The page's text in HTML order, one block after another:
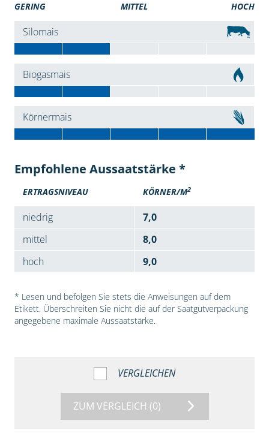
GERING MITTEL HOCH
Silomais
Biogasmais
Körnermais
Empfohlene Aussaatstärke *
ERTRAGSNIVEAU KÖRNER/M2
niedrig
7,0
mittel
8,0
hoch
9,0
* Lesen und befolgen Sie stets die Anweisungen auf dem
Etikett. Überschreiten Sie nicht die auf der Saatgutverpackung
angegebene maximale Aussaatstärke.
VERGLEICHEN
ZUM VERGLEICH (0)